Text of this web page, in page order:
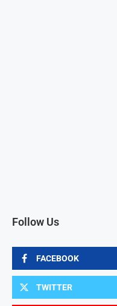
Follow Us
FACEBOOK
TWITTER